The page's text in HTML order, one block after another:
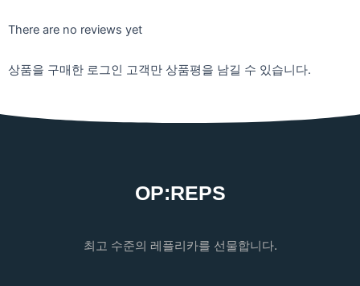
There are no reviews yet
상품을 구매한 로그인 고객만 상품평을 남길 수 있습니다.
OP:REPS
최고 수준의 레플리카를 선물합니다.